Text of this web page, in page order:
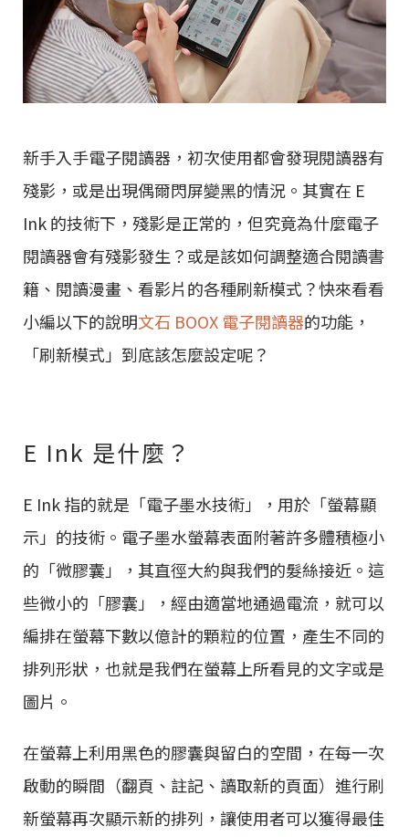
新手入手電子閱讀器，初次使用都會發現閱讀器有
殘影，或是出現偶爾閃屏變黑的情況。其實在 E
Ink 的技術下，殘影是正常的，但究竟為什麼電子
閱讀器會有殘影發生？或是該如何調整適合閱讀書
籍、閱讀漫畫、看影片的各種刷新模式？快來看看
小編以下的說明文石 BOOX 電子閱讀器的功能，
「刷新模式」到底該怎麼設定呢？
E Ink 是什麼？
E Ink 指的就是「電子墨水技術」，用於「螢幕顯
示」的技術。電子墨水螢幕表面附著許多體積極小
的「微膠囊」，其直徑大約與我們的髮絲接近。這
些微小的「膠囊」，經由適當地通過電流，就可以
編排在螢幕下數以億計的顆粒的位置，產生不同的
排列形狀，也就是我們在螢幕上所看見的文字或是
圖片。
在螢幕上利用黑色的膠囊與留白的空間，在每一次
啟動的瞬間（翻頁、註記、讀取新的頁面）進行刷
新螢幕再次顯示新的排列，讓使用者可以獲得最佳